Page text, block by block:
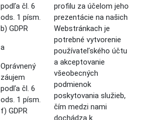
podľa čl. 6
ods. 1 písm.
b) GDPR
a
Oprávnený
záujem
podľa čl. 6
ods. 1 písm.
f) GDPR
profilu za účelom jeho
prezentácie na našich
Webstránkach je
potrebné vytvorenie
používateľského účtu
a akceptovanie
všeobecných
podmienok
poskytovania služieb,
čím medzi nami
dochádza k